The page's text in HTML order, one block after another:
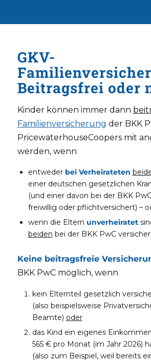
GKV-
Beitragsfrei oder
Kinder können immer dann
Familienversicherung der BKK
PricewaterhouseCoopers mit
werden, wenn
entweder bei Verheirateten
einer deutschen gesetzlichen
(und einer davon bei der BKK
freiwillig oder pflichtversichert) –
wenn die Eltern unverheiratet
beiden bei der BKK PwC
Keine beitragsfreie
BKK PwC möglich, wenn
kein Elternteil gesetzlich
(also beispielsweise
Beamte) oder
das Kind ein eigenes
565 € pro Monat (im Jahr 2026)
(also zum Beispiel, weil bereits